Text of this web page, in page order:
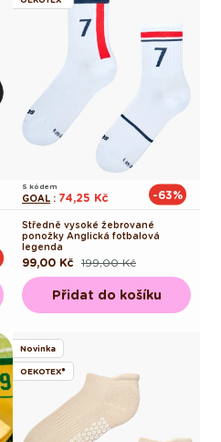
S kódem
GOAL : 74,25 Kč -63%
Středně vysoké žebrované
ponožky Anglická fotbalová
legenda
Běžná
cena
199,00 Kč
Výprodejová
cena
99,00 Kč
Přidat do košíku
Novinka
OEKOTEX®